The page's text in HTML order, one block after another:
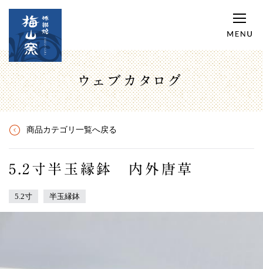
ウェブカタログ
商品カテゴリ一覧へ戻る
5.2寸半玉縁鉢 内外唐草
5.2寸 半玉縁鉢